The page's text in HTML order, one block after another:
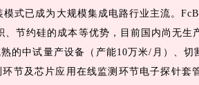
已成为大规模集成电路行业主流。
节约硅的成本等优势，目前国内尚无
的中试量产设备（产能10万米/月）、
节及芯片应用在线监测环节电子探针